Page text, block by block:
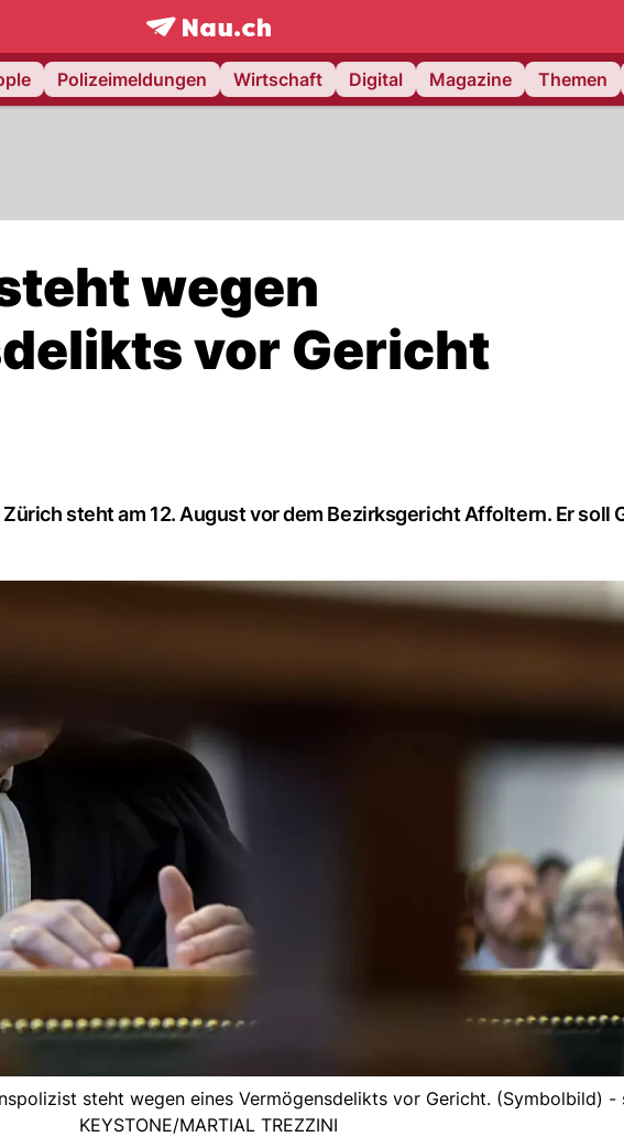
frontpage.NAU.ch
Polizeimeldungen Wirtschaft Digital Magazine Themen
wegen
vor Gericht
steht am 12. August vor dem Bezirksgericht Affoltern. Er soll
steht wegen eines Vermögensdelikts vor Gericht. (Symbolbild) -
KEYSTONE/MARTIAL TREZZINI